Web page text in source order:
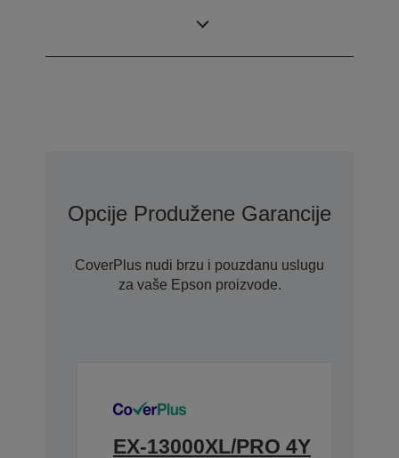
Opcije Produžene Garancije Uz
CoverPlus nudi brzu i pouzdanu uslugu
za vaše Epson proizvode.
EX-13000XL/PRO 4Y